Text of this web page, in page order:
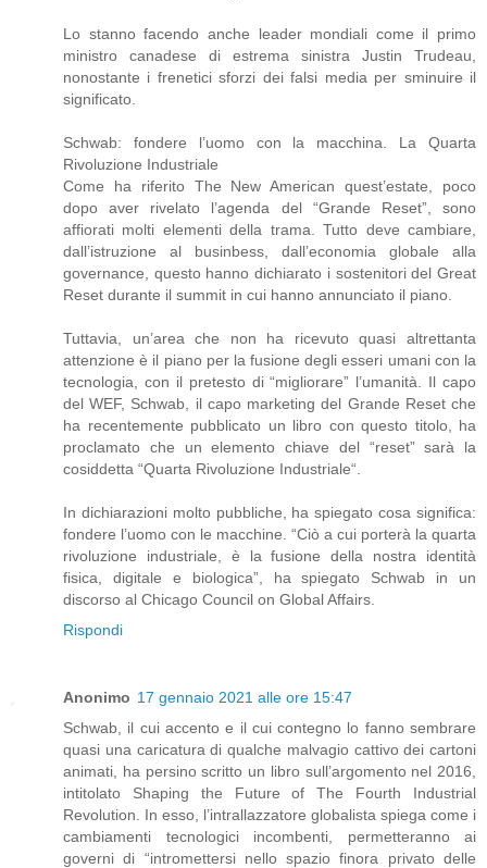
Lo stanno facendo anche leader mondiali come il primo
ministro canadese di estrema sinistra Justin Trudeau,
nonostante i frenetici sforzi dei falsi media per sminuire il
significato.
Schwab: fondere l’uomo con la macchina. La Quarta
Rivoluzione Industriale
Come ha riferito The New American quest’estate, poco
dopo aver rivelato l’agenda del “Grande Reset”, sono
affiorati molti elementi della trama. Tutto deve cambiare,
dall’istruzione al businbess, dall’economia globale alla
governance, questo hanno dichiarato i sostenitori del Great
Reset durante il summit in cui hanno annunciato il piano.
Tuttavia, un’area che non ha ricevuto quasi altrettanta
attenzione è il piano per la fusione degli esseri umani con la
tecnologia, con il pretesto di “migliorare” l’umanità. Il capo
del WEF, Schwab, il capo marketing del Grande Reset che
ha recentemente pubblicato un libro con questo titolo, ha
proclamato che un elemento chiave del “reset” sarà la
cosiddetta “Quarta Rivoluzione Industriale“.
In dichiarazioni molto pubbliche, ha spiegato cosa significa:
fondere l’uomo con le macchine. “Ciò a cui porterà la quarta
rivoluzione industriale, è la fusione della nostra identità
fisica, digitale e biologica”, ha spiegato Schwab in un
discorso al Chicago Council on Global Affairs.
Rispondi
Anonimo 17 gennaio 2021 alle ore 15:47
Schwab, il cui accento e il cui contegno lo fanno sembrare
quasi una caricatura di qualche malvagio cattivo dei cartoni
animati, ha persino scritto un libro sull’argomento nel 2016,
intitolato Shaping the Future of The Fourth Industrial
Revolution. In esso, l’intrallazzatore globalista spiega come i
cambiamenti tecnologici incombenti, permetteranno ai
governi di “intromettersi nello spazio finora privato delle